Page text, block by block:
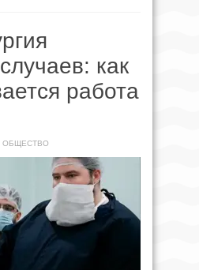
как
работа
ОБЩЕСТВО